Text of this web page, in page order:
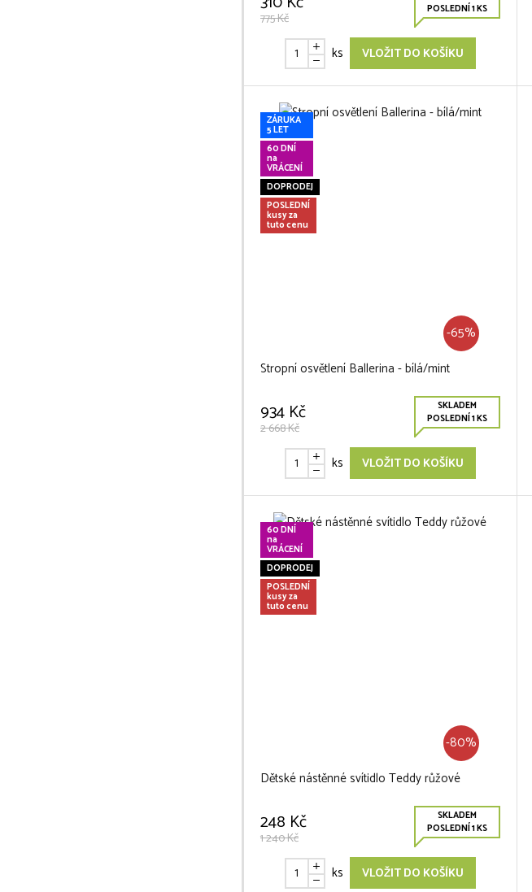
775 Kč
POSLEDNÍ 1 KS
ks VLOŽIT DO KOŠÍKU
ZÁRUKA
5 LET
60 DNÍ
na
VRÁCENÍ
DOPRODEJ
POSLEDNÍ
kusy za
tuto cenu
-65%
Stropní osvětlení Ballerina - bílá/mint
934 Kč
2 668 Kč
SKLADEM
POSLEDNÍ 1 KS
ks VLOŽIT DO KOŠÍKU
60 DNÍ
na
VRÁCENÍ
DOPRODEJ
POSLEDNÍ
kusy za
tuto cenu
-80%
Dětské nástěnné svítidlo Teddy růžové
248 Kč
1 240 Kč
SKLADEM
POSLEDNÍ 1 KS
ks VLOŽIT DO KOŠÍKU